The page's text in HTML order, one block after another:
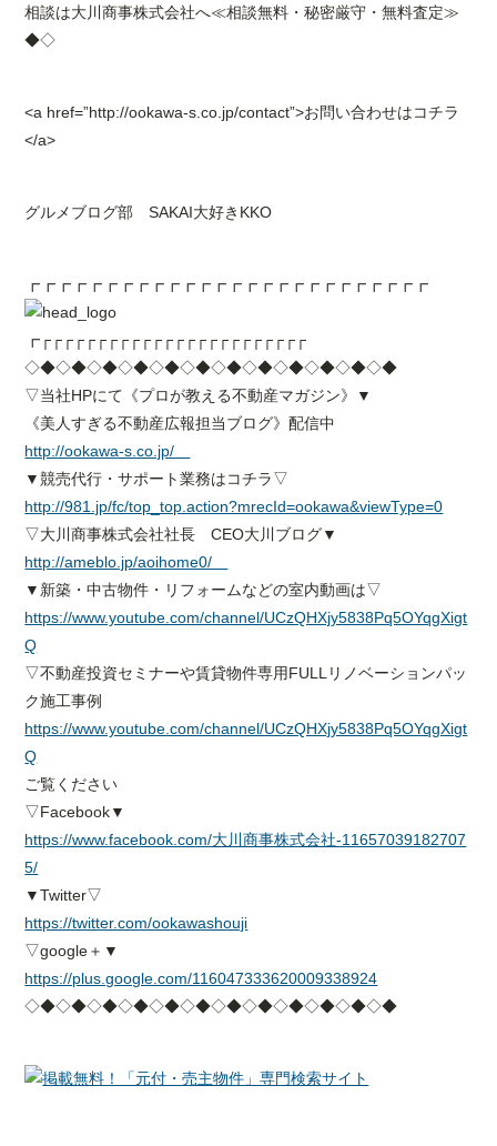
相談は大川商事株式会社へ≪相談無料・秘密厳守・無料査定≫
◆◇
<a href=”http://ookawa-s.co.jp/contact”>お問い合わせはコチラ
</a>
グルメブログ部 SAKAI大好きKKO
┏┏┏┏┏┏┏┏┏┏┏┏┏┏┏┏┏┏┏┏┏┏┏┏┏┏
┏┌┌┌┌┌┌┌┌┌┌┌┌┌┌┌┌┌┌┌┌┌┌┌┌
◇◆◇◆◇◆◇◆◇◆◇◆◇◆◇◆◇◆◇◆◇◆◇◆
▽当社HPにて《プロが教える不動産マガジン》▼
《美人すぎる不動産広報担当ブログ》配信中
http://ookawa-s.co.jp/
▼競売代行・サポート業務はコチラ▽
http://981.jp/fc/top_top.action?mrecId=ookawa&viewType=0
▽大川商事株式会社社長 CEO大川ブログ▼
http://ameblo.jp/aoihome0/
▼新築・中古物件・リフォームなどの室内動画は▽
https://www.youtube.com/channel/UCzQHXjy5838Pq5OYqgXigt
Q
▽不動産投資セミナーや賃貸物件専用FULLリノベーションパッ
ク施工事例
https://www.youtube.com/channel/UCzQHXjy5838Pq5OYqgXigt
Q
ご覧ください
▽Facebook▼
https://www.facebook.com/大川商事株式会社-11657039182707
5/
▼Twitter▽
https://twitter.com/ookawashouji
▽google＋▼
https://plus.google.com/116047333620009338924
◇◆◇◆◇◆◇◆◇◆◇◆◇◆◇◆◇◆◇◆◇◆◇◆